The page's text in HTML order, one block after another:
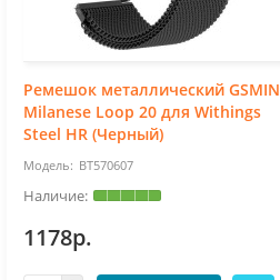
Ремешок металлический GSMIN
Milanese Loop 20 для Withings
Steel HR (Черный)
BT570607
1178р.